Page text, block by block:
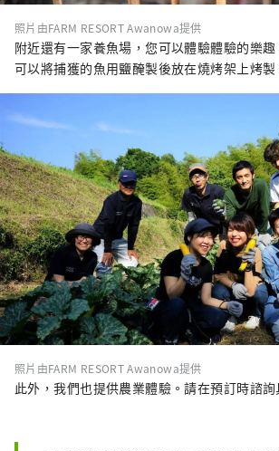
照片由FARM RESORT Awanowa提供
附近還有一家養魚場，您可以體驗體驗的樂
可以將捕獲的魚用鹽醃製後放在燒烤架上烤製
照片由FARM RESORT Awanowa提供
此外，我們也提供農業體驗。請在預訂時諮詢